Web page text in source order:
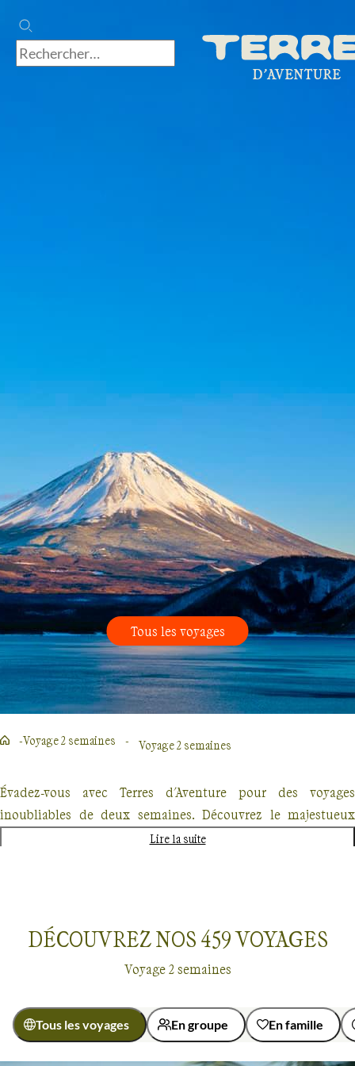
Voyage 2 semaines
Tous les voyages
Voyage 2 semaines Voyage 2 semaines
Évadez-vous avec Terres d'Aventure pour des voyages
inoubliables de deux semaines. Découvrez le majestueux
Kilimandjaro, explorez les forêts enneigées du Québec en
Nos voyages, conçus pour les passionnés de nature et
d'aventure offrent un dépaysement total mais également une
approche éco-responsable.
Lire la suite
DÉCOUVREZ NOS 459VOYAGES
Voyage 2 semaines
Tous les voyages En groupe En famille